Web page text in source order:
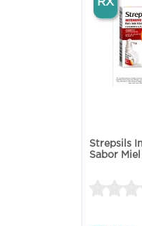
Strepsils
Sabor Miel